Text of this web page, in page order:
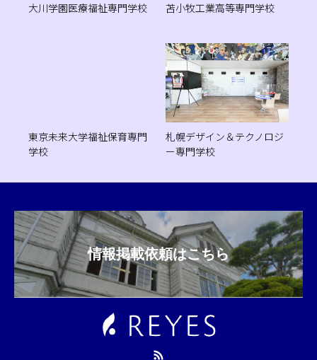
大川学園医療福祉専門学校 苫小牧工業高等専門学校
東京未来大学福祉保育専門
学校
札幌デザイン＆テクノロジ
ー専門学校
情報掲載依頼はこちら